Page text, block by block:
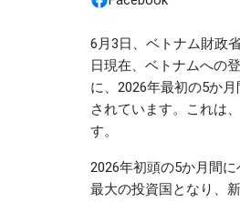
6月3日、ベトナム財政
日現在、ベトナムへの
に、2026年最初の5か
されています。これは
す。
2026年初頭の5か月間
最大の投資国となり、